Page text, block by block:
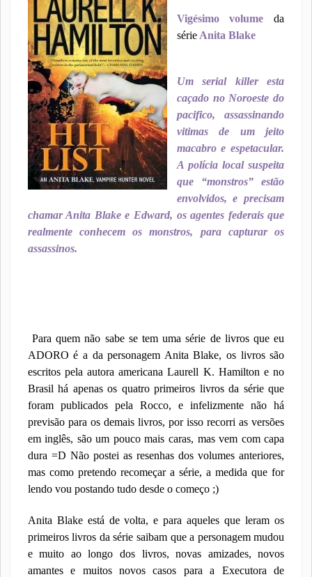
Vigésimo volumeda
sérieAnita Blake
Um serial killer esta
caçado no Noroeste do
pacifico, assassinando
vitimas de um jeito
macabro e espetacular.
A polícia local suspeita
que “monstros” estão
envolvidos, e precisam
chamar Anita Blake e Edward, os agentes federais que
realmente conhecem os monstros, para capturar os
assassinos.
Para quem não sabe se tem uma série de livros que eu
ADORO é a da personagem Anita Blake, os livros são
escritos pela autora americana Laurell K. Hamilton e no
Brasil há apenas os quatro primeiros livros da série que
foram publicados pela Rocco, e infelizmente não há
previsão para os demais livros, por isso recorri as versões
em inglês, são um pouco mais caras, mas vem com capa
dura =D Não postei as resenhas dos volumes anteriores,
mas como pretendo recomeçar a série, a medida que for
lendo vou postando tudo desde o começo ;)
Anita Blake está de volta, e para aqueles que leram os
primeiros livros da série saibam que a personagem mudou
e muito ao longo dos livros, novas amizades, novos
amantes e muitos novos casos para a Executora de